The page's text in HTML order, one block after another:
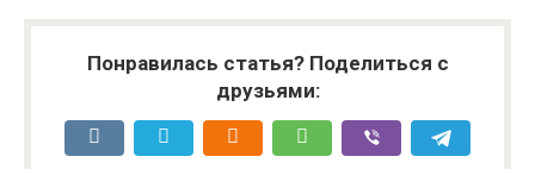
Понравилась статья? Поделиться с
друзьями: